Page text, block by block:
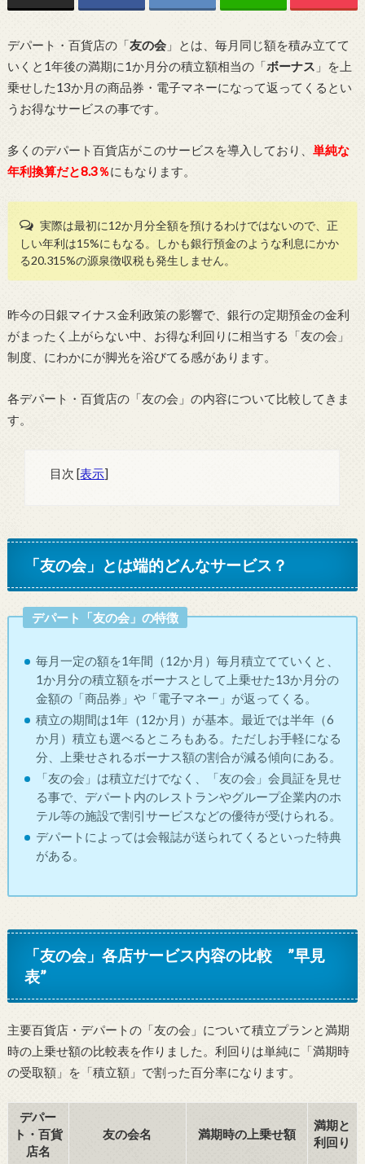
デパート・百貨店の「友の会」とは、毎月同じ額を積み立てて
いくと1年後の満期に1か月分の積立額相当の「ボーナス 」を上
乗せした13か月の商品券・電子マネーになって返ってくるとい
うお得なサービスの事です。
多くのデパート百貨店がこのサービスを導入しており、 単純な
年利換算だと8.3％にもなります。
実際は最初に12か月分全額を預けるわけではないので、正
しい年利は15%にもなる。しかも銀行預金のような利息にかか
る20.315%の源泉徴収税も発生しません。
昨今の日銀マイナス金利政策の影響で、銀行の定期預金の金利
がまったく上がらない中、お得な利回りに相当する「友の会」
制度、にわかにが脚光を浴びてる感があります。
各デパート・百貨店の「友の会」の内容について比較してきま
す。
目次 [表示]
「友の会」とは端的どんなサービス？
デパート「友の会」の特徴
毎月一定の額を1年間（12か月）毎月積立てていくと、
1か月分の積立額をボーナスとして上乗せた13か月分の
金額の「商品券」や「電子マネー」が返ってくる。
積立の期間は1年（12か月）が基本。最近では半年（6
か月）積立も選べるところもある。ただしお手軽になる
分、上乗せされるボーナス額の割合が減る傾向にある。
「友の会」は積立だけでなく、「友の会」会員証を見せ
る事で、デパート内のレストランやグループ企業内のホ
テル等の施設で割引サービスなどの優待が受けられる。
デパートによっては会報誌が送られてくるといった特典
がある。
「友の会」各店サービス内容の比較 ”早見
表”
主要百貨店・デパートの「友の会」について積立プランと満期
時の上乗せ額の比較表を作りました。利回りは単純に「満期時
の受取額」を「積立額」で割った百分率になります。
デパー
ト・百貨
店名
友の会名 満期時の上乗せ額
満期と
利回り